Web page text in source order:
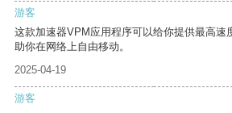
游客
这款加速器VPM应用程序可以给你提供最高速
助你在网络上自由移动。
2025-04-19
游客